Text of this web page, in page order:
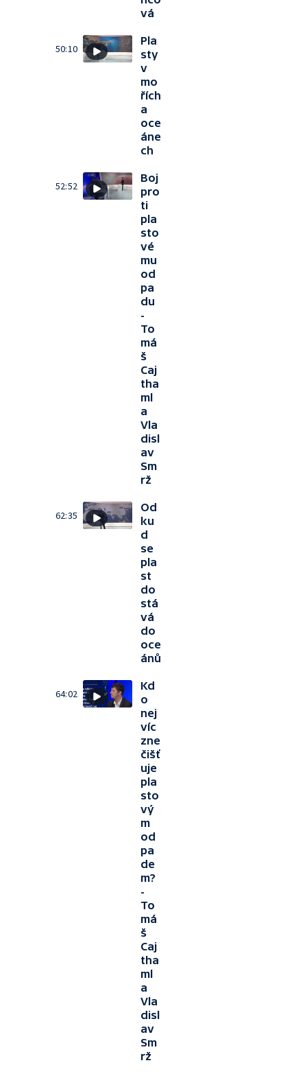
vá
50:10
Pla
sty
v
mo
řích
a
oce
áne
ch
52:52
Boj
pro
ti
pla
sto
vé
mu
od
pa
du
-
To
má
š
Caj
tha
ml
a
Vla
disl
av
Sm
rž
62:35
Od
ku
d
se
pla
st
do
stá
vá
do
oce
ánů
64:02
Kd
o
nej
víc
zne
čišť
uje
pla
sto
vý
m
od
pa
de
m?
-
To
má
š
Caj
tha
ml
a
Vla
disl
av
Sm
rž